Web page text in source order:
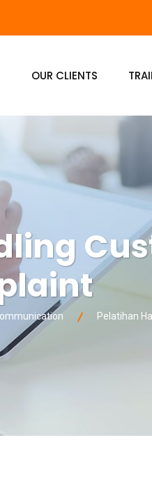
OUR CLIENTS
Pelatihan